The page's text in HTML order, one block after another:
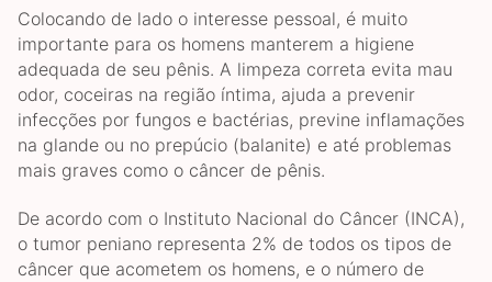
Colocando de lado o interesse pessoal, é muito
importante para os homens manterem a higiene
adequada de seu pênis. A limpeza correta evita mau
odor, coceiras na região íntima, ajuda a prevenir
infecções por fungos e bactérias, previne inflamações
na glande ou no prepúcio (balanite) e até problemas
mais graves como o câncer de pênis.
De acordo com o Instituto Nacional do Câncer (INCA),
o tumor peniano representa 2% de todos os tipos de
câncer que acometem os homens, e o número de